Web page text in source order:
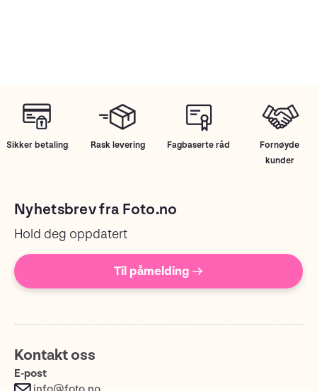
Sikker betaling Rask levering Fagbaserte råd
Fornøyde
kunder
Nyhetsbrev fra Foto.no
Hold deg oppdatert
Til påmelding →
Kontakt oss
E-post